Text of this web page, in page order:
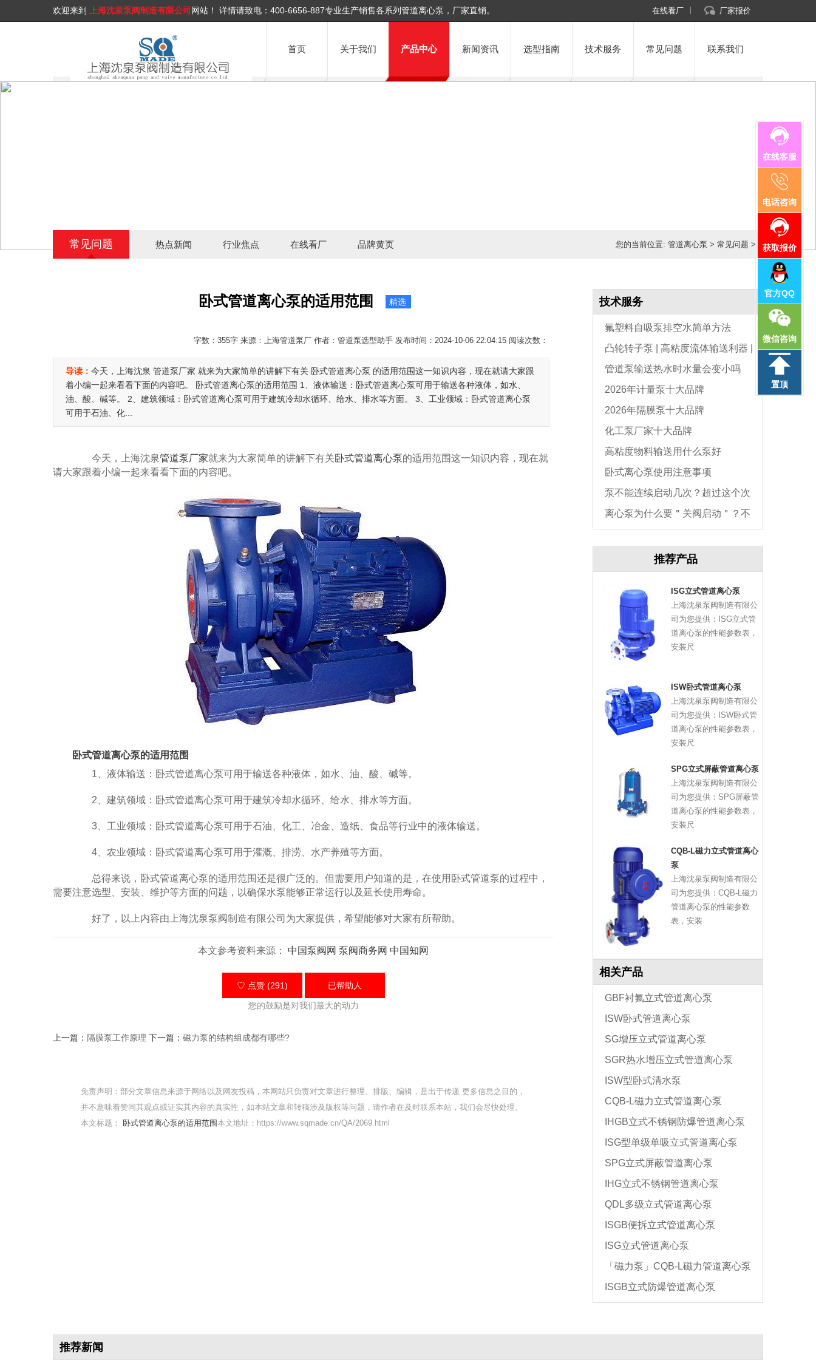
欢迎来到 上海沈泉泵阀制造有限公司 网站！ 详情请致电： 400-6656-887专业生产销售各系列管道离心泵，厂家直销。 在线看厂 厂家报价
首页 关于我们 产品中心 新闻资讯 选型指南 技术服务 常见问题 联系我们
在线客服
电话咨询
获取报价
官方QQ
微信咨询
置顶
常见问题 热点新闻 行业焦点 在线看厂 品牌黄页 您的当前位置:管道离心泵 >常见问题 >
卧式管道离心泵的适用范围 精选
字数：355字 来源：上海管道泵厂 作者：管道泵选型助手 发布时间：2024-10-06 22:04:15 阅读次数：
导读： 今天，上海沈泉 管道泵厂家 就来为大家简单的讲解下有关 卧式管道离心泵 的适用范围这一知识内容，现在就请大家跟
着小编一起来看看下面的内容吧。 卧式管道离心泵的适用范围 1、液体输送：卧式管道离心泵可用于输送各种液体，如水、
油、酸、碱等。 2、建筑领域：卧式管道离心泵可用于建筑冷却水循环、给水、排水等方面。 3、工业领域：卧式管道离心泵
可用于石油、化...
今天，上海沈泉管道泵厂家就来为大家简单的讲解下有关卧式管道离心泵的适用范围这一知识内容，现在就
请大家跟着小编一起来看看下面的内容吧。
卧式管道离心泵的适用范围
1、液体输送：卧式管道离心泵可用于输送各种液体，如水、油、酸、碱等。
2、建筑领域：卧式管道离心泵可用于建筑冷却水循环、给水、排水等方面。
3、工业领域：卧式管道离心泵可用于石油、化工、冶金、造纸、食品等行业中的液体输送。
4、农业领域：卧式管道离心泵可用于灌溉、排涝、水产养殖等方面。
总得来说，卧式管道离心泵的适用范围还是很广泛的。但需要用户知道的是，在使用卧式管道泵的过程中，
需要注意选型、安装、维护等方面的问题，以确保水泵能够正常运行以及延长使用寿命。
好了，以上内容由上海沈泉泵阀制造有限公司为大家提供，希望能够对大家有所帮助。
本文参考资料来源： 中国泵阀网 泵阀商务网 中国知网
♡ 点赞 (291) 已帮助人
您的鼓励是对我们最大的动力
上一篇： 隔膜泵工作原理 下一篇： 磁力泵的结构组成都有哪些?
免责声明：部分文章信息来源于网络以及网友投稿，本网站只负责对文章进行整理、排版、编辑，是出于传递 更多信息之目的，
并不意味着赞同其观点或证实其内容的真实性，如本站文章和转稿涉及版权等问题，请作者在及时联系本站，我们会尽快处理。
本文标题：
卧式管道离心泵的适用范围本文地址：https://www.sqmade.cn/QA/2069.html
技术服务
氟塑料自吸泵排空水简单方法
凸轮转子泵 | 高粘度流体输送利器 |
选型与维护全指南
管道泵输送热水时水量会变小吗
2026年计量泵十大品牌
2026年隔膜泵十大品牌
化工泵厂家十大品牌
高粘度物料输送用什么泵好
卧式离心泵使用注意事项
泵不能连续启动几次？超过这个次
数，电机必坏
离心泵为什么要＂关阀启动＂？不
推荐产品
ISG立式管道离心泵
上海沈泉泵阀制造有限公
司为您提供：ISG立式管
道离心泵的性能参数表，
安装尺
ISW卧式管道离心泵
上海沈泉泵阀制造有限公
司为您提供：ISW卧式管
道离心泵的性能参数表，
安装尺
SPG立式屏蔽管道离心泵
上海沈泉泵阀制造有限公
司为您提供：SPG屏蔽管
道离心泵的性能参数表，
安装尺
CQB-L磁力立式管道离心
泵
上海沈泉泵阀制造有限公
司为您提供：CQB-L磁力
管道离心泵的性能参数
表，安装
相关产品
GBF衬氟立式管道离心泵
ISW卧式管道离心泵
SG增压立式管道离心泵
SGR热水增压立式管道离心泵
ISW型卧式清水泵
CQB-L磁力立式管道离心泵
IHGB立式不锈钢防爆管道离心泵
ISG型单级单吸立式管道离心泵
SPG立式屏蔽管道离心泵
IHG立式不锈钢管道离心泵
QDL多级立式管道离心泵
ISGB便拆立式管道离心泵
ISG立式管道离心泵
「磁力泵」CQB-L磁力管道离心泵
ISGB立式防爆管道离心泵
推荐新闻